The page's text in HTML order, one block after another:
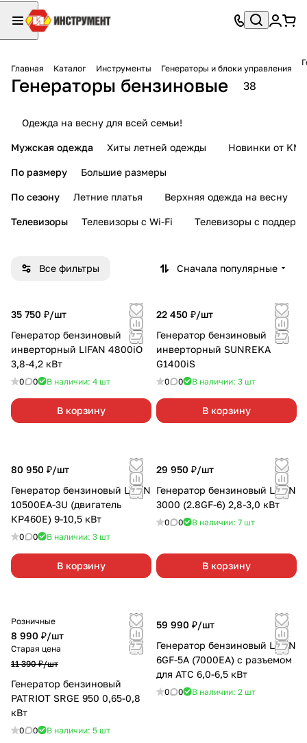
Главная Каталог Инструменты Генераторы и блоки управления
Генераторы бензиновые 38
Одежда на весну для всей семьи!
Мужская одежда Хиты летней одежды Новинки от KMI
По размеру Большие размеры
По сезону Летние платья Верхняя одежда на весну
Телевизоры Телевизоры с Wi-Fi Телевизоры с
Все фильтры Сначала популярные
35 750 ₽/шт
Генератор бензиновый
инверторный LIFAN 4800iO
3,8-4,2 кВт
0 0 В наличии: 4 шт
В корзину
22 450 ₽/шт
Генератор бензиновый
инверторный SUNREKA
G1400iS
0 0 В наличии: 3 шт
В корзину
80 950 ₽/шт
Генератор бензиновый LIFAN
10500EA-3U (двигатель
КР460Е) 9-10,5 кВт
0 0 В наличии: 3 шт
В корзину
29 950 ₽/шт
Генератор бензиновый LIFAN
3000 (2.8GF-6) 2,8-3,0 кВт
0 0 В наличии: 7 шт
В корзину
Розничные
8 990 ₽/шт
Старая цена
11 390 ₽/шт
Генератор бензиновый
PATRIOT SRGE 950 0,65-0,8
кВт
0 0 В наличии: 5 шт
59 990 ₽/шт
Генератор бензиновый LIFAN
6GF-5А (7000ЕА) с разъемом
для АТС 6,0-6,5 кВт
0 0 В наличии: 2 шт